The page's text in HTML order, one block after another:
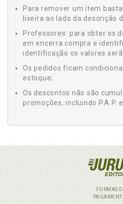
Para remover um item
lixeira ao lado da descrição
Professores: para obter os
em encerra compra e
identificação os valores
Os pedidos ficam
estoque;
Os descontos não são
promoções, incluindo P.A.P. e
FORMAS